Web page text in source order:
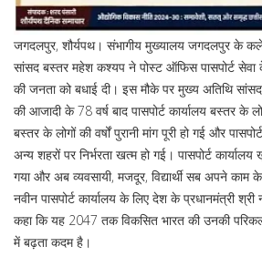
जगदलपुर, शौर्यपथ। संभागीय मुख्यालय जगदलपुर के
सांसद बस्तर महेश कश्यप ने पोस्ट ऑफिस पासपोर्ट
की जनता को बधाई दी। इस मौके पर मुख्य अतिथि
की आजादी के 78 वर्ष बाद पासपोर्ट कार्यालय बस्तर के
बस्तर के लोगों की वर्षों पुरानी मांग पूरी हो गई और
अन्य शहरों पर निर्भरता खत्म हो गई। पासपोर्ट
गया और अब व्यवसायी, मजदूर, विद्यार्थी सब अपने काम
नवीन पासपोर्ट कार्यालय के लिए देश के प्रधानमंत्री श्री
कहा कि यह 2047 तक विकसित भारत की उनकी
में बढ़ता कदम है।